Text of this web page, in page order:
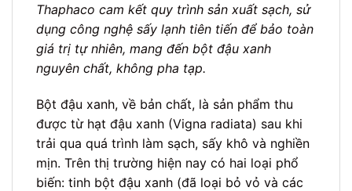
Thaphaco cam kết quy trình sản xuất sạch, sử
dụng công nghệ sấy lạnh tiên tiến để bảo toàn
giá trị tự nhiên, mang đến bột đậu xanh
nguyên chất, không pha tạp.
Bột đậu xanh, về bản chất, là sản phẩm thu
được từ hạt đậu xanh (Vigna radiata) sau khi
trải qua quá trình làm sạch, sấy khô và nghiền
mịn. Trên thị trường hiện nay có hai loại phổ
biến: tinh bột đậu xanh (đã loại bỏ vỏ và các